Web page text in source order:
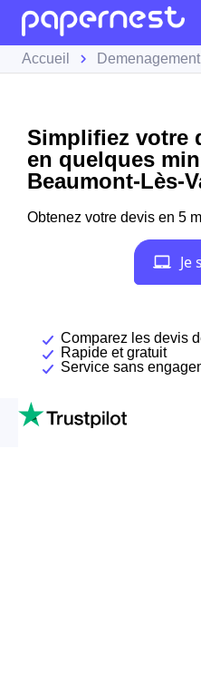
Accueil Demenagement